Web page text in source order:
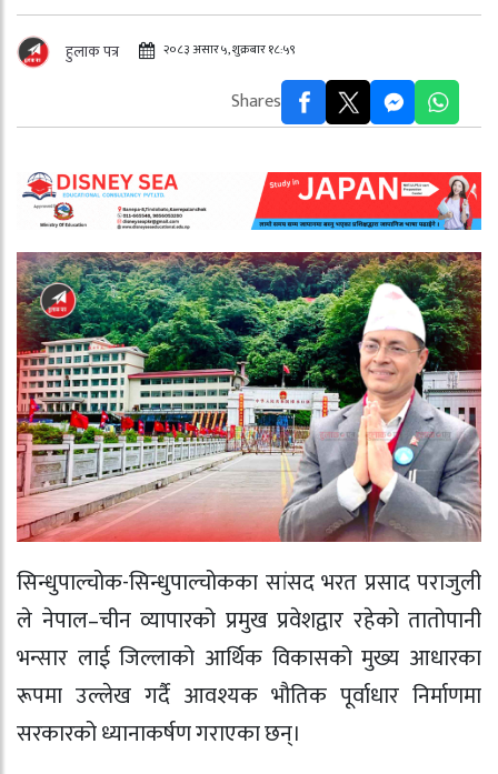
हुलाक पत्र २०८३ असार ५, शुक्रबार १८:५९
Shares
सिन्धुपाल्चोक-सिन्धुपाल्चोकका सांसदभरत प्रसाद पराजुली
ले नेपाल–चीन व्यापारको प्रमुख प्रवेशद्वार रहेको तातोपानी
भन्सार लाई जिल्लाको आर्थिक विकासको मुख्य आधारका
रूपमा उल्लेख गर्दै आवश्यक भौतिक पूर्वाधार निर्माणमा
सरकारको ध्यानाकर्षण गराएका छन्।